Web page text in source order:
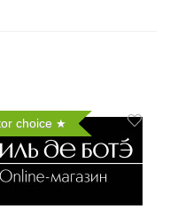
choice